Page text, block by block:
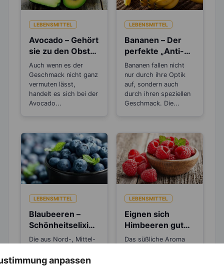
anpassen
LEBENSMITTEL
Avocado – Gehört
sie zu den Obst-
oder
Gemüsesorten?
Auch wenn es der
Geschmack nicht ganz
vermuten lässt,
handelt es sich bei der
Avocado...
LEBENSMITTEL
Bananen – Der
perfekte „Anti-
Stress“-Snack
Bananen fallen nicht
nur durch ihre Optik
auf, sondern auch
durch ihren speziellen
Geschmack. Die...
LEBENSMITTEL
Blaubeeren –
Schönheitselixier
für die Haut und
Abnehmen
Die aus Nord-, Mittel-
stammenden
Blaubeeren sind
LEBENSMITTEL
Eignen sich
Himbeeren gut
zum Abnehmen?
Das süßliche Aroma